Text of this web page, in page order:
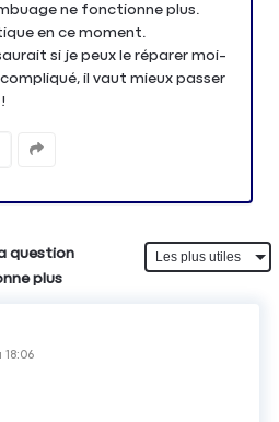
ne fonctionne plus.
en ce moment.
si je peux le réparer moi-
il vaut mieux passer
question
plus
18:06